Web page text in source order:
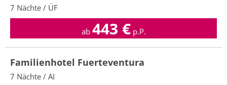
7 Nächte / ÜF
ab 443 € p.P.
Familienhotel Fuerteventura
7 Nächte / AI